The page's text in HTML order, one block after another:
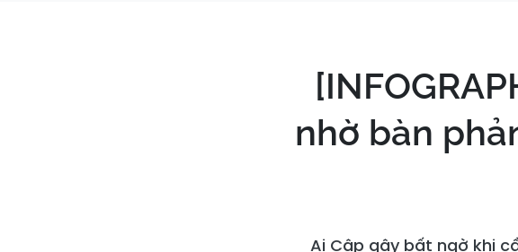
nhờ bàn
Ai Cập gây bất ngờ khi